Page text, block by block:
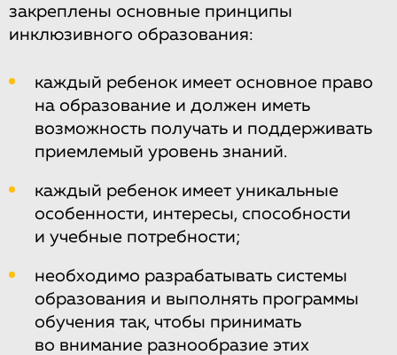
закреплены основные принципы
инклюзивного образования:
каждый ребенок имеет основное право
на образование и должен иметь
возможность получать и поддерживать
приемлемый уровень знаний.
каждый ребенок имеет уникальные
особенности, интересы, способности
и учебные потребности;
необходимо разрабатывать системы
образования и выполнять программы
обучения так, чтобы принимать
во внимание разнообразие этих